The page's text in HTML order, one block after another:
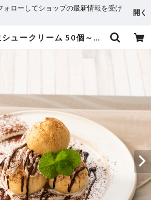
ォローしてショップの最新情報を受け
開く
プチ生シュークリーム 50個～55個【20030294】【冷凍】 | おうちDULBAR